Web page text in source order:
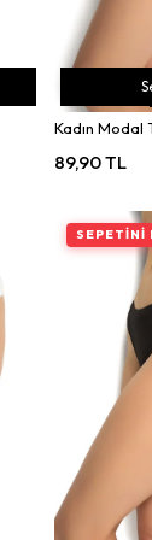
Kadın Modal
89,90 TL